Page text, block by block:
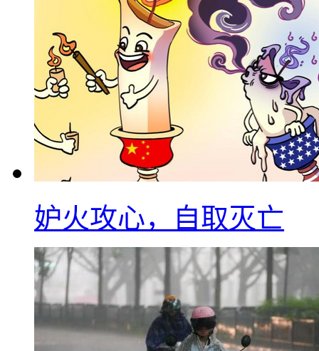
妒火攻心，自取灭亡